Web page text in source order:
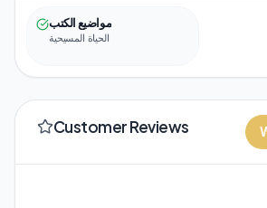
مواضيع الكتب
الحياة المسيحية
Customer Reviews